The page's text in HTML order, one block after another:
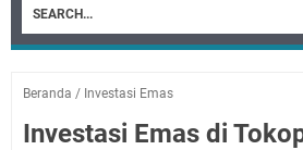
Beranda / Investasi Emas
Investasi Emas di